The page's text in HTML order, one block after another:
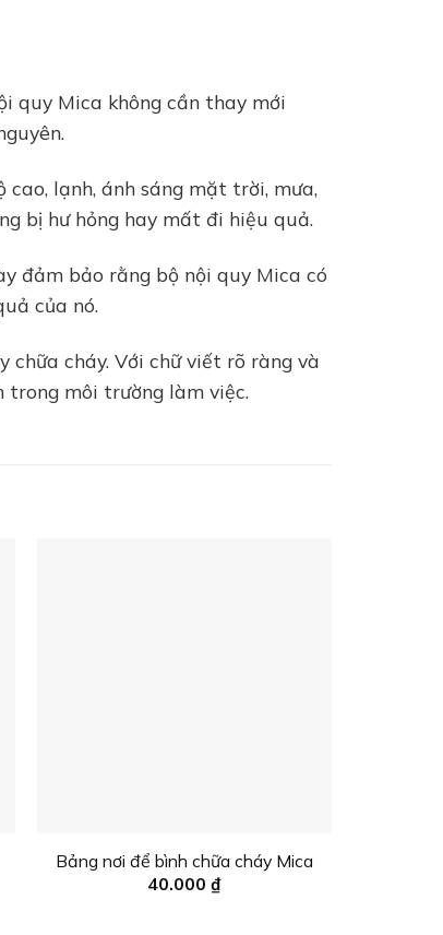
quy Mica không cần thay mới
lạnh, ánh sáng mặt trời, mưa,
bị hư hỏng hay mất đi hiệu quả.
đảm bảo rằng bộ nội quy Mica có
của nó.
cháy. Với chữ viết rõ ràng và
trong môi trường làm việc.
Bảng nơi để bình chữa cháy Mica
40.000 ₫